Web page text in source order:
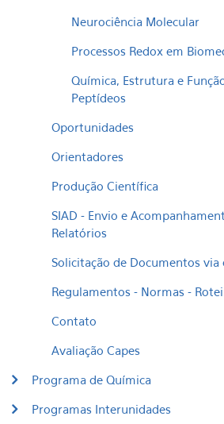
Neurociência Molecular
Processos Redox em
Química, Estrutura e
Peptídeos
Oportunidades
Orientadores
Produção Científica
SIAD - Envio e
Relatórios
Solicitação de Documentos via
Regulamentos - Normas -
Contato
Avaliação Capes
Programa de Química
Programas Interunidades